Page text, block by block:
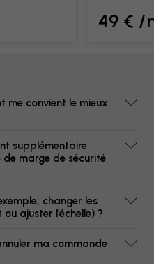
49 € /
me convient le mieux
supplémentaire
marge de sécurité
changer les
ajuster l’échelle) ?
ma commande